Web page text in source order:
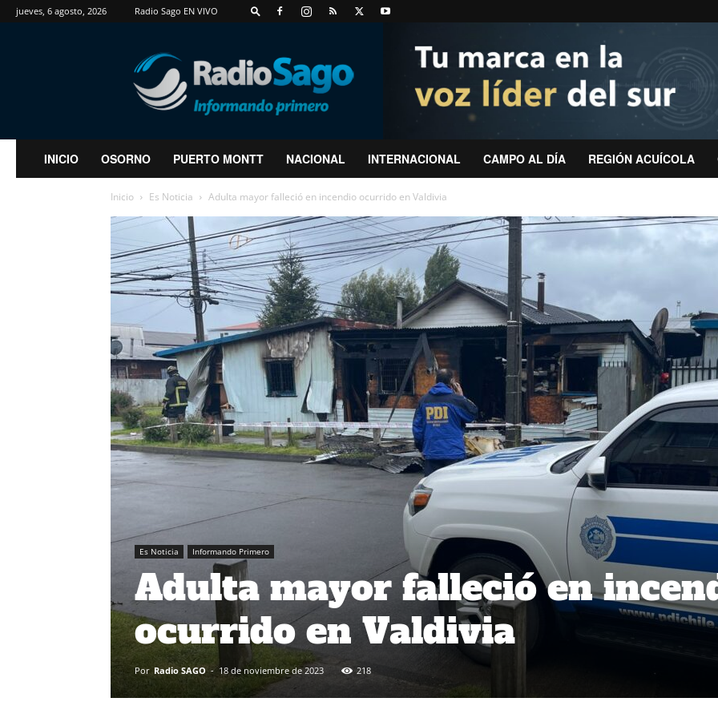
jueves, 6 agosto, 2026 Radio Sago EN VIVO
RadioSago
INICIO OSORNO PUERTO MONTT NACIONAL INTERNACIONAL CAMPO AL DÍA REGIÓN ACUÍCOLA
Inicio Es Noticia Adulta mayor falleció en incendio ocurrido en Valdivia
Es Noticia Informando Primero
Adulta mayor falleció en
ocurrido en Valdivia
Por Radio SAGO - 18 de noviembre de 2023 218